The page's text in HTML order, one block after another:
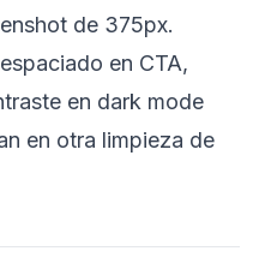
de 375px.
en CTA,
en dark mode
en otra limpieza de